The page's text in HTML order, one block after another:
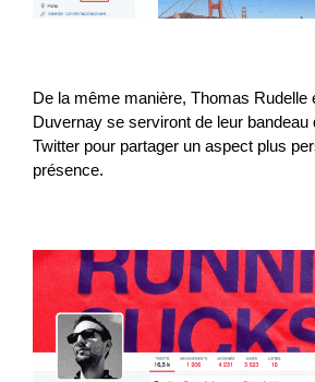
De la même manière, Thomas Rudelle
Duvernay se serviront de leur bandeau
Twitter pour partager un aspect plus
présence.